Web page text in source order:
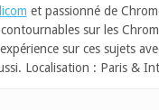
et passionné de
sur les
sur ces sujets
Localisation : Paris &